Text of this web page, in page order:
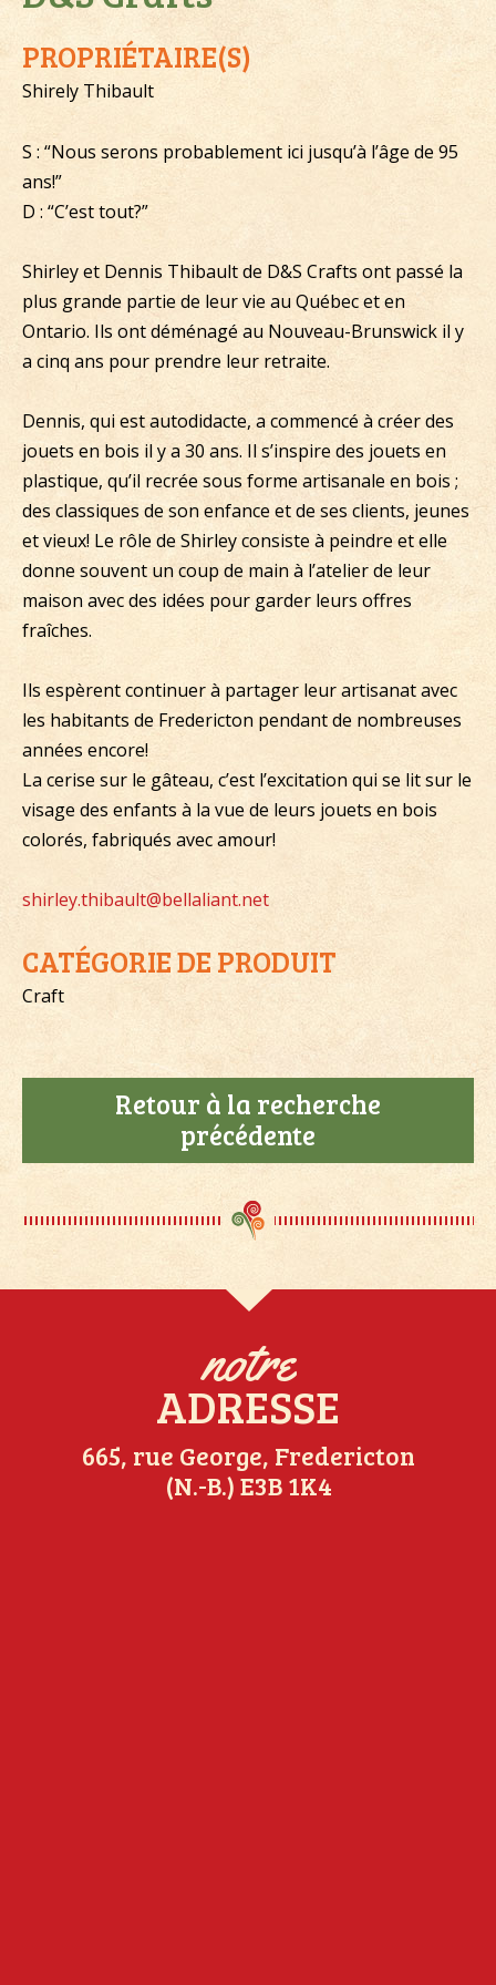
PROPRIÉTAIRE(S)
Shirely Thibault
S : “Nous serons probablement ici jusqu’à l’âge de 95
ans!”
D : “C’est tout?”
Shirley et Dennis Thibault de D&S Crafts ont passé la
plus grande partie de leur vie au Québec et en
Ontario. Ils ont déménagé au Nouveau-Brunswick il y
a cinq ans pour prendre leur retraite.
Dennis, qui est autodidacte, a commencé à créer des
jouets en bois il y a 30 ans. Il s’inspire des jouets en
plastique, qu’il recrée sous forme artisanale en bois ;
des classiques de son enfance et de ses clients, jeunes
et vieux! Le rôle de Shirley consiste à peindre et elle
donne souvent un coup de main à l’atelier de leur
maison avec des idées pour garder leurs offres
fraîches.
Ils espèrent continuer à partager leur artisanat avec
les habitants de Fredericton pendant de nombreuses
années encore!
La cerise sur le gâteau, c’est l’excitation qui se lit sur le
visage des enfants à la vue de leurs jouets en bois
colorés, fabriqués avec amour!
shirley.thibault@bellaliant.net
CATÉGORIE DE PRODUIT
Craft
Retour à la recherche
précédente
notre
ADRESSE
665, rue George, Fredericton
(N.-B.) E3B 1K4